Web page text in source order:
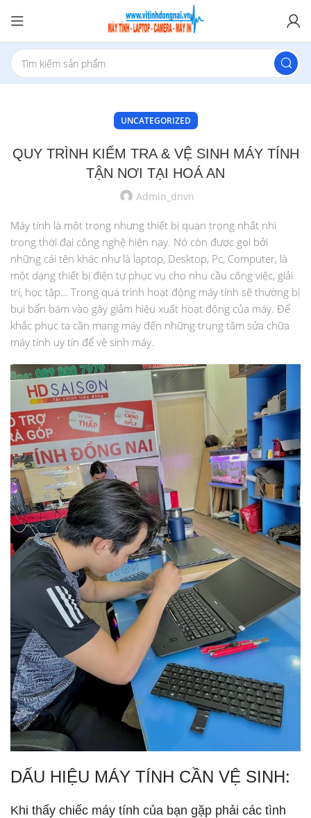
UNCATEGORIZED
QUY TRÌNH KIỂM TRA & VỆ SINH MÁY TÍNH
TẬN NƠI TẠI HOÁ AN
Admin_dnvn
Máy tính là một trong nhưng thiết bị quan trọng nhất nhì
trong thời đại công nghệ hiện nay. Nó còn được gọi bởi
những cái tên khác như là laptop, Desktop, Pc, Computer, là
một dạng thiết bị điện tự phục vụ cho nhu cầu công việc, giải
trí, học tập… Trong quá trình hoạt động máy tính sẽ thường bị
bụi bẩn bám vào gây giảm hiệu xuất hoạt động của máy. Để
khắc phục ta cần mang máy đến những trung tâm sửa chữa
máy tính uy tín để vệ sinh máy.
DẤU HIỆU MÁY TÍNH CẦN VỆ SINH:
Khi thấy chiếc máy tính của bạn gặp phải các tình